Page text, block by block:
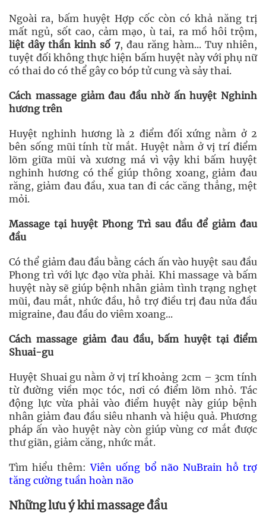
Ngoài ra, bấm huyệt Hợp cốc còn có khả năng trị
mất ngủ, sốt cao, cảm mạo, ù tai, ra mồ hôi trộm,
liệt dây thần kinh số 7, đau răng hàm... Tuy nhiên,
tuyệt đối không thực hiện bấm huyệt này với phụ nữ
có thai do có thể gây co bóp tử cung và sảy thai.
Cách massage giảm đau đầu nhờ ấn huyệt Nghinh
hương trên
Huyệt nghinh hương là 2 điểm đối xứng nằm ở 2
bên sống mũi tính từ mắt. Huyệt nằm ở vị trí điểm
lõm giữa mũi và xương má vì vậy khi bấm huyệt
nghinh hương có thể giúp thông xoang, giảm đau
răng, giảm đau đầu, xua tan đi các căng thẳng, mệt
mỏi.
Massage tại huyệt Phong Trì sau đầu để giảm đau
đầu
Có thể giảm đau đầu bằng cách ấn vào huyệt sau đầu
Phong trì với lực đạo vừa phải. Khi massage và bấm
huyệt này sẽ giúp bệnh nhân giảm tình trạng nghẹt
mũi, đau mắt, nhức đầu, hỗ trợ điều trị đau nửa đầu
migraine, đau đầu do viêm xoang...
Cách massage giảm đau đầu, bấm huyệt tại điểm
Shuai-gu
Huyệt Shuai gu nằm ở vị trí khoảng 2cm – 3cm tính
từ đường viền mọc tóc, nơi có điểm lõm nhỏ. Tác
động lực vừa phải vào điểm huyệt này giúp bệnh
nhân giảm đau đầu siêu nhanh và hiệu quả. Phương
pháp ấn vào huyệt này còn giúp vùng cơ mắt được
thư giãn, giảm căng, nhức mắt.
Tìm hiểu thêm:Viên uống bổ não NuBrain hỗ trợ
tăng cường tuần hoàn não
Những lưu ý khi massage đầu